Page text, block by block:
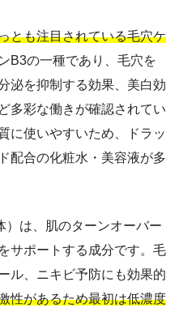
とも注目されている毛穴ケ
B3の一種であり、毛穴を
泌を抑制する効果、美白効
多彩な働きが確認されてい
に使いやすいため、ドラッ
配合の化粧水・美容液が多
）は、肌のターンオーバー
サポートする成分です。毛
ル、ニキビ予防にも効果的
性があるため最初は低濃度